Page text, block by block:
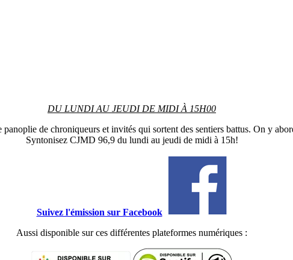
DU LUNDI AU JEUDI DE MIDI À 15H00
de chroniqueurs et invités qui sortent des sentiers battus. On y
Syntonisez CJMD 96,9 du lundi au jeudi de midi à 15h!
Suivez l'émission sur Facebook
Aussi disponible sur ces différentes plateformes numériques :